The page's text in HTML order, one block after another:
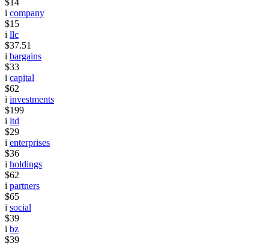
$14
i company
$15
i llc
$37.51
i bargains
$33
i capital
$62
i investments
$199
i ltd
$29
i enterprises
$36
i holdings
$62
i partners
$65
i social
$39
i bz
$39